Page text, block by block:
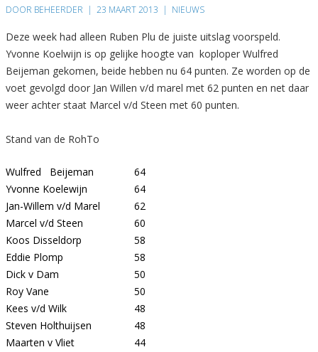
DOOR BEHEERDER | 23 MAART 2013 | NIEUWS
Deze week had alleen Ruben Plu de juiste uitslag voorspeld.
Yvonne Koelwijn is op gelijke hoogte van koploper Wulfred
Beijeman gekomen, beide hebben nu 64 punten. Ze worden op de
voet gevolgd door Jan Willen v/d marel met 62 punten en net daar
weer achter staat Marcel v/d Steen met 60 punten.
Stand van de RohTo
Wulfred Beijeman
64
Yvonne Koelewijn
64
Jan-Willem v/d Marel
62
Marcel v/d Steen
60
Koos Disseldorp
58
Eddie Plomp
58
Dick v Dam
50
Roy Vane
50
Kees v/d Wilk
48
Steven Holthuijsen
48
Maarten v Vliet
44